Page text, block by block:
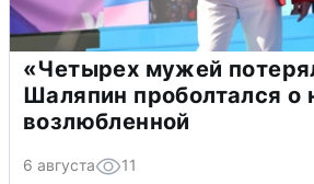
«Четырех мужей
Шаляпин проболтался о
возлюбленной
6 августа 11